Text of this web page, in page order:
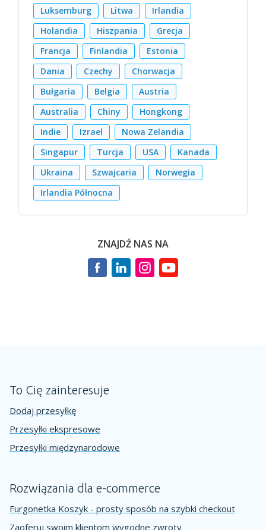
ZNAJDŹ NAS NA
Luksemburg
Litwa
Irlandia
Holandia
Hiszpania
Grecja
Francja
Finlandia
Estonia
Dania
Czechy
Chorwacja
Bułgaria
Belgia
Austria
Australia
Chiny
Hongkong
Indie
Izrael
Nowa Zelandia
Singapur
Turcja USA
Kanada
Ukraina
Szwajcaria
Norwegia
Irlandia Północna
To Cię zainteresuje
Dodaj przesyłkę
Przesyłki ekspresowe
Przesyłki międzynarodowe
Rozwiązania dla e-commerce
Furgonetka Koszyk - prosty sposób na szybki checkout
Zaoferuj swoim klientom wygodne zwroty